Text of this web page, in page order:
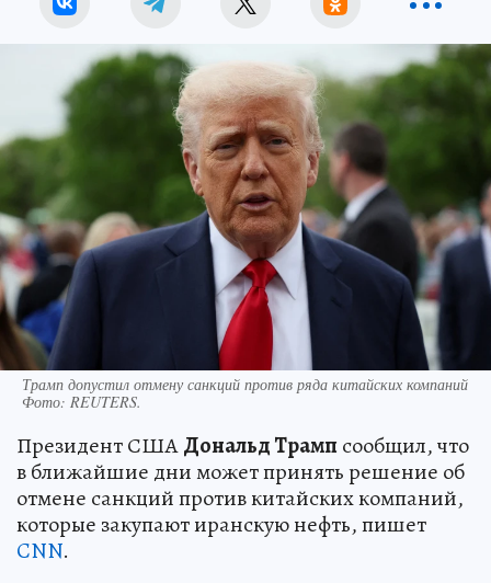
Трамп допустил отмену санкций против ряда китайских компаний
Фото: REUTERS.
Президент СШАДональд Трамп сообщил, что
в ближайшие дни может принять решение об
отмене санкций против китайских компаний,
которые закупают иранскую нефть, пишет
CNN.